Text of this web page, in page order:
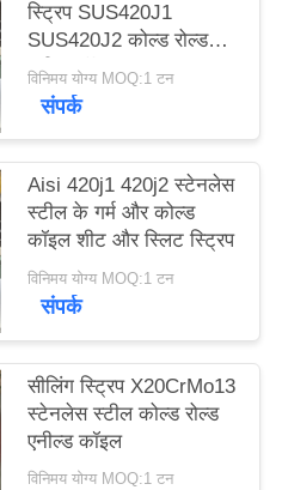
स्ट्रिप SUS420J1
SUS420J2 कोल्ड रोल्ड
स्टील कॉइल
विनिमय योग्य MOQ:1 टन
संपर्क
Aisi 420j1 420j2 स्टेनलेस
स्टील के गर्म और कोल्ड
कॉइल शीट और स्लिट स्ट्रिप
विनिमय योग्य MOQ:1 टन
संपर्क
सीलिंग स्ट्रिप X20CrMo13
स्टेनलेस स्टील कोल्ड रोल्ड
एनील्ड कॉइल
विनिमय योग्य MOQ:1 टन